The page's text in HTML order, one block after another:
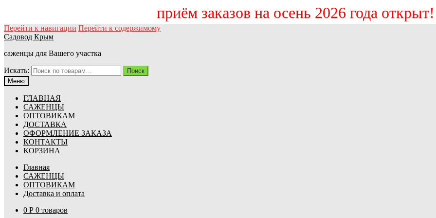
приём заказов на осень 2026 года
Перейти к навигации Перейти к содержимому
Садовод Крым
саженцы для Вашего участка
Искать:
Поиск
Меню
ГЛАВНАЯ
САЖЕНЦЫ
ОПТОВИКАМ
ДОСТАВКА
ОФОРМЛЕНИЕ ЗАКАЗА
КОНТАКТЫ
КОРЗИНА
Главная
САЖЕНЦЫ
ОПТОВИКАМ
Доставка и оплата
0 Р 0 товаров